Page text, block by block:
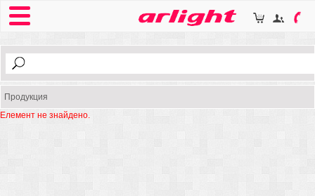
Продукция
Елемент не знайдено.